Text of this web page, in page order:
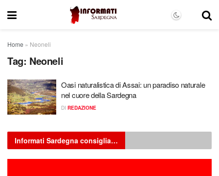
Home » Neoneli
Tag: Neoneli
Oasi naturalistica di Assai: un paradiso naturale
nel cuore della Sardegna
DI REDAZIONE
Informati Sardegna consiglia…